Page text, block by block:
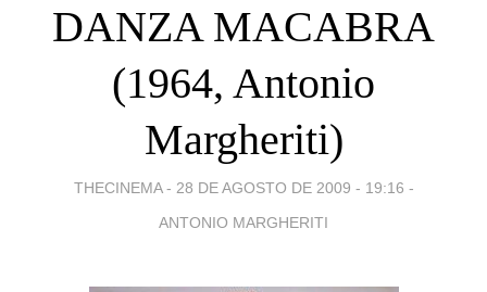
DANZA MACABRA
(1964, Antonio
Margheriti)
THECINEMA - 28 DE AGOSTO DE 2009 - 19:16 -
ANTONIO MARGHERITI